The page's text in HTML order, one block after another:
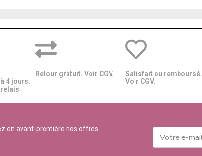
4 jours.
Retour gratuit. Voir CGV.
Satisfait ou remboursé.
Voir CGV.
en avant-première nos offres